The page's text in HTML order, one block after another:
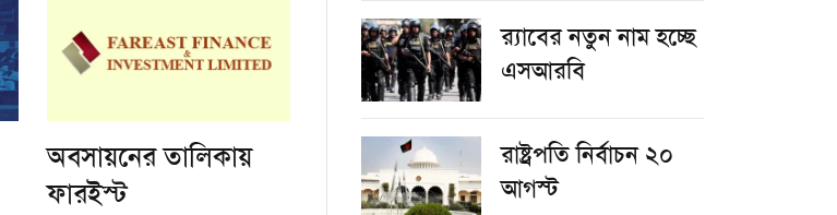
অবসায়নের তালিকায়
ফারইস্ট
র‌্যাবের নতুন নাম হচ্ছে
এসআরবি
রাষ্ট্রপতি নির্বাচন ২০
আগস্ট